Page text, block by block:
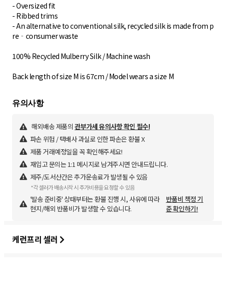
- Oversized fit
- Ribbed trims
- An alternative to conventional silk, recycled silk is made from p
re‐consumer waste
100% Recycled Mulberry Silk / Machine wash
Back length of size M is 67cm / Model wears a size M
유의사항
해외배송 제품의 관부가세 유의사항 확인 필수!
파손 위험 / 택배사 과실로 인한 파손은 환불 X
제품 거래예정일을 꼭 확인해주세요!
재입고 문의는 1:1 메시지로 남겨주시면 안내드립니다.
제주/도서산간은 추가운송료가 발생될 수 있음
*각 셀러가 배송시작 시 추가비용을 요청할 수 있음
'발송 준비중' 상태부터는 환불 진행 시, 사유에 따라
현지/해외 반품비가 발생할 수 있습니다.
반품비 책정 기
준 확인하기!
케런프리 셀러